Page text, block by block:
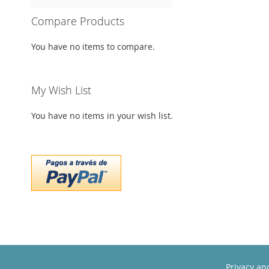
Compare Products
You have no items to compare.
My Wish List
You have no items in your wish list.